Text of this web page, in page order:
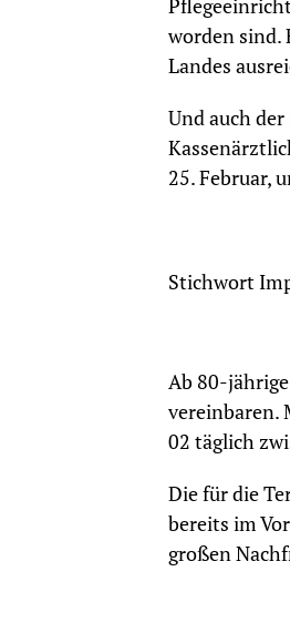
worden sind.
Landes
Und auch
25. Februar,
Stichwort
Ab 80-
vereinbaren.
02 täglich
Die für die
bereits im
großen